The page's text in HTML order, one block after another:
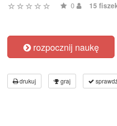
0 15
rozpocznij naukę
drukuj graj